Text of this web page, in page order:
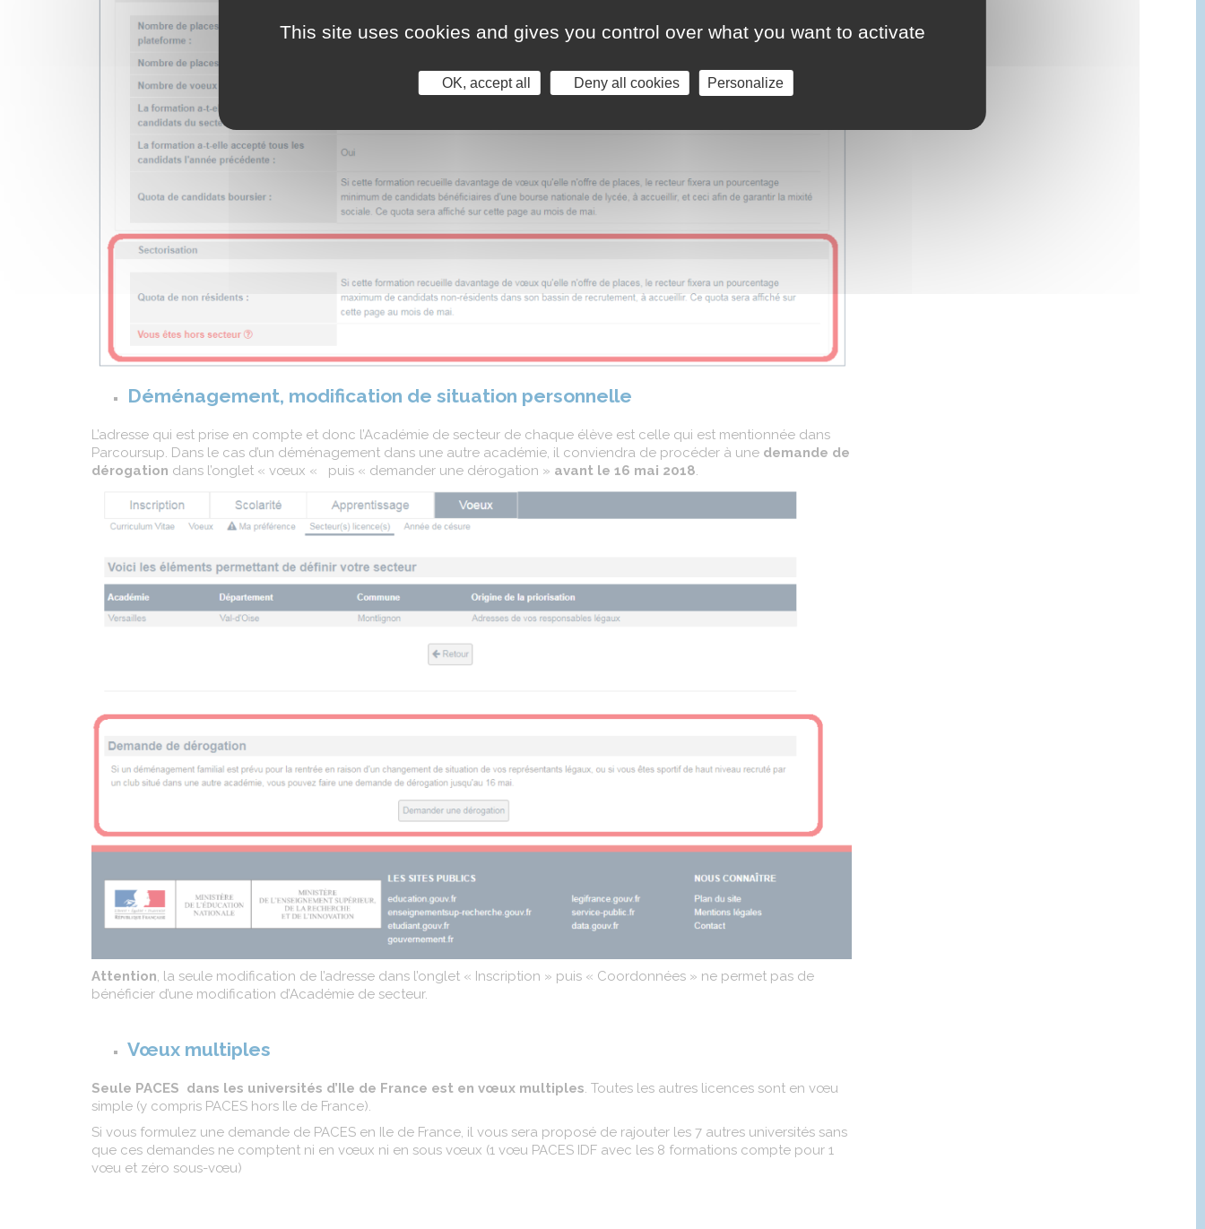
Déménagement, modification de situation personnelle
L’adresse qui est prise en compte et donc l’Académie de secteur de chaque élève est celle qui est mentionnée dans
Parcoursup. Dans le cas d’un déménagement dans une autre académie, il conviendra de procéder à une demande de
dérogation dans l’onglet « vœux « puis « demander une dérogation » avant le 16 mai 2018.
Attention, la seule modification de l’adresse dans l’onglet « Inscription » puis « Coordonnées » ne permet pas de
bénéficier d’une modification d’Académie de secteur.
Vœux multiples
Seule PACES dans les universités d’Ile de France est en vœux multiples. Toutes les autres licences sont en vœu
simple (y compris PACES hors Ile de France).
Si vous formulez une demande de PACES en Ile de France, il vous sera proposé de rajouter les 7 autres universités sans
que ces demandes ne comptent ni en vœux ni en sous vœux (1 vœu PACES IDF avec les 8 formations compte pour 1
vœu et zéro sous-vœu)
This site uses cookies and gives you control over what you want to activate
OK, accept all Deny all cookies Personalize